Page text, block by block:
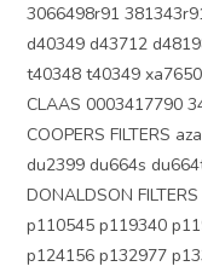
3066498r91
d40349 d43712
t40348 t40349
CLAAS 0003417790
COOPERS FILTERS
du2399 du664s
DONALDSON
p110545 p119340
p124156 p132977